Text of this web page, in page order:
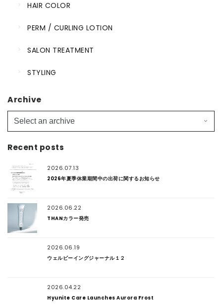
HAIR COLOR
PERM / CURLING LOTION
SALON TREATMENT
STYLING
Archive
Recent posts
2026.07.13
2026年夏季休業期間中の出荷に関するお知らせ
2026.06.22
THANカラー発売
2026.06.19
ウェルビーイングジャーナル１２
2026.04.22
Hyunite Care Launches Aurora Frost